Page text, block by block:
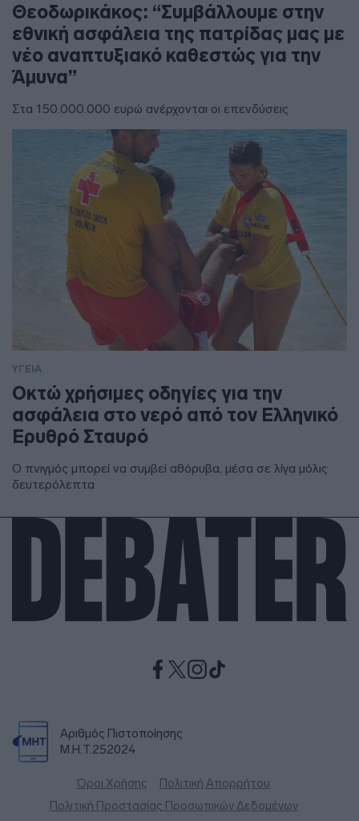
Θεοδωρικάκος: “Συμβάλλουμε στην
εθνική ασφάλεια της πατρίδας μας με
νέο αναπτυξιακό καθεστώς για την
Άμυνα”
Στα 150.000.000 ευρώ ανέρχονται οι επενδύσεις
ΥΓΕΙΑ
Οκτώ χρήσιμες οδηγίες για την
ασφάλεια στο νερό από τον Ελληνικό
Ερυθρό Σταυρό
Ο πνιγμός μπορεί να συμβεί αθόρυβα, μέσα σε λίγα μόλις
δευτερόλεπτα
Αριθμός Πιστοποίησης
Μ.Η.Τ.252024
Όροι Χρήσης
Πολιτική Απορρήτου
Πολιτική Προστασίας Προσωπικών Δεδομένων